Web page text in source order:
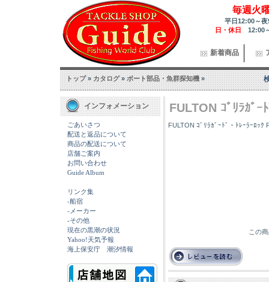
毎週火
平日12:00～
日・休日 12:00
新着商品
トップ»カタログ»ボート部品・魚群探知機»
インフォメーション
ごあいさつ
配送と返品について
商品の配送について
店舗ご案内
お問い合わせ
Guide Album
リンク集
-船宿
-メーカー
-その他
現在の黒潮の状況
Yahoo!天気予報
海上保安庁 潮汐情報
FULTON ｺﾞﾘﾗｶﾞｰ
FULTON ｺﾞﾘﾗｶﾞｰﾄﾞ・ﾄﾚｰﾗｰﾛｯｸ
この